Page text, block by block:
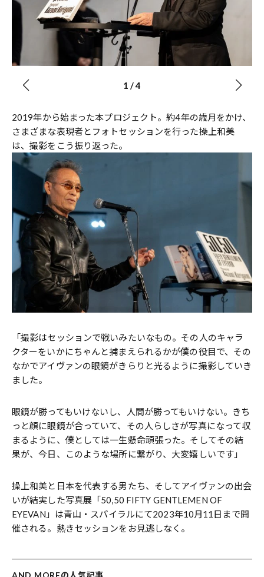
1 /4
2019年から始まった本プロジェクト。約4年の歳月をかけ、
さまざまな表現者とフォトセッションを行った操上和美
は、撮影をこう振り返った。
「撮影はセッションで戦いみたいなもの。その人のキャラ
クターをいかにちゃんと捕まえられるかが僕の役目で、その
なかでアイヴァンの眼鏡がきらりと光るように撮影していき
ました。
眼鏡が勝ってもいけないし、人間が勝ってもいけない。きち
っと顔に眼鏡が合っていて、その人らしさが写真になって収
まるように、僕としては一生懸命頑張った。そしてその結
果が、今日、このような場所に繋がり、大変嬉しいです」
操上和美と日本を代表する男たち、そしてアイヴァンの出会
いが結実した写真展「50,50 FIFTY GENTLEMEN OF
EYEVAN」は青山・スパイラルにて2023年10月11日まで開
催される。熱きセッションをお見逃しなく。